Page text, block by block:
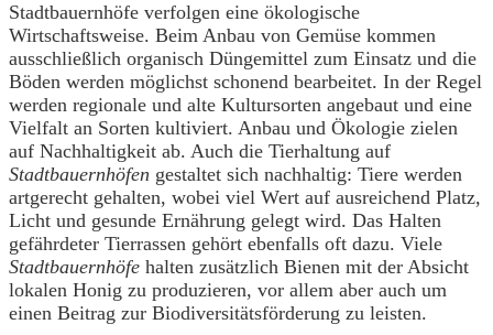
Stadtbauernhöfe verfolgen eine ökologische
Wirtschaftsweise. Beim Anbau von Gemüse kommen
ausschließlich organisch Düngemittel zum Einsatz und die
Böden werden möglichst schonend bearbeitet. In der Regel
werden regionale und alte Kultursorten angebaut und eine
Vielfalt an Sorten kultiviert. Anbau und Ökologie zielen
auf Nachhaltigkeit ab. Auch die Tierhaltung auf
Stadtbauernhöfen gestaltet sich nachhaltig: Tiere werden
artgerecht gehalten, wobei viel Wert auf ausreichend Platz,
Licht und gesunde Ernährung gelegt wird. Das Halten
gefährdeter Tierrassen gehört ebenfalls oft dazu. Viele
Stadtbauernhöfe halten zusätzlich Bienen mit der Absicht
lokalen Honig zu produzieren, vor allem aber auch um
einen Beitrag zur Biodiversitätsförderung zu leisten.